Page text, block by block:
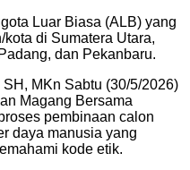
Luar Biasa (ALB) yang
di Sumatera Utara,
dan Pekanbaru.
MKn Sabtu (30/5/2026)
Magang Bersama
pembinaan calon
daya manusia yang
kode etik.